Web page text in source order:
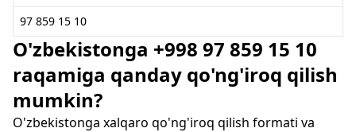
97 859 15 10
O'zbekistonga +998 97 859 15 10
raqamiga qanday qo'ng'iroq qilish
mumkin?
O'zbekistonga xalqaro qo'ng'iroq qilish formati va